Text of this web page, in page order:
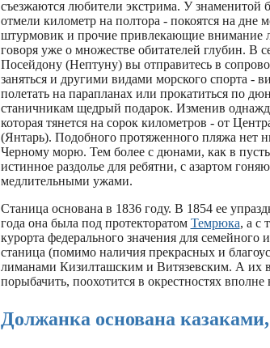
съезжаются любители экстрима. У
отмели километр на полтора - покоятся на дне
штурмовик и прочие привлекающие внимание
говоря уже о множестве обитателей глубин. В
Посейдону (Нептуну) вы отправитесь в
заняться и другими видами морского спорта
полетать на парапланах или прокатиться по
станичникам щедрый подарок. Изменив
которая тянется на сорок километров - от
(Янтарь). Подобного протяженного пляжа нет
Черному морю. Тем более с дюнами, как в
истинное раздолье для ребятни, с азартом
медлительными ужами.
Станица основана в 1836 году. В 1854 ее
года она была под протекторатом Темрюка, а с
курорта федерального значения для
станица (помимо наличия прекрасных и
лиманами Кизилташским и Витязевским. А их
порыбачить, поохотится в окрестностях
Должанка основана